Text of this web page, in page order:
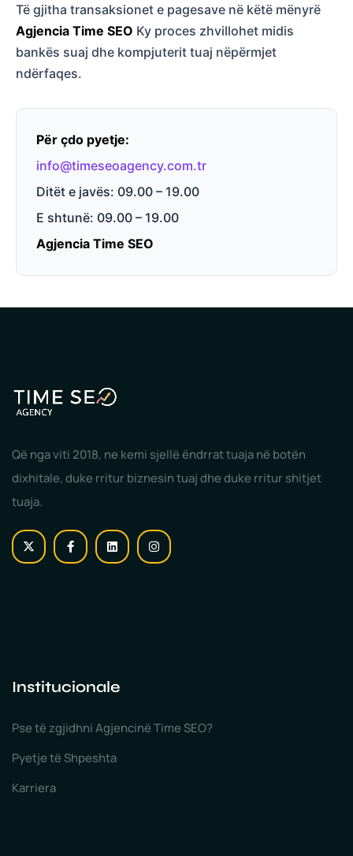
Të gjitha transaksionet e pagesave në këtë mënyrë
Agjencia Time SEO Ky proces zhvillohet midis
bankës suaj dhe kompjuterit tuaj nëpërmjet
ndërfaqes.
Për çdo pyetje:
info@timeseoagency.com.tr
Ditët e javës: 09.00 – 19.00
E shtunë: 09.00 – 19.00
Agjencia Time SEO
Që nga viti 2018, ne kemi sjellë ëndrrat tuaja në botën
dixhitale, duke rritur biznesin tuaj dhe duke rritur shitjet
tuaja.
Institucionale
Pse të zgjidhni Agjencinë Time SEO?
Pyetje të Shpeshta
Karriera